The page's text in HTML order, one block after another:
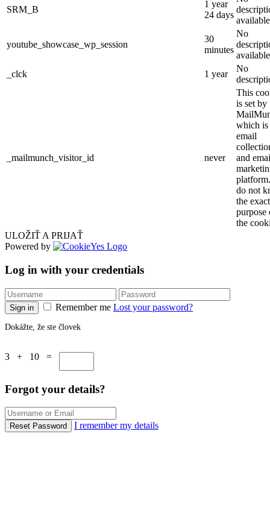
SRM_B
1 year
24 days
youtube_showcase_wp_session
30
minutes
No
_clck
1 year
No
_mailmunch_visitor_id never
This
is set by
which is
email
and
do not
the exact
purpose
the
ULOŽIŤ A PRIJAŤ
Powered by
Log in with your credentials
Sign in Remember me Lost your password?
Dokážte, že ste človek
3 + 10 =
Forgot your details?
Reset Password I remember my details